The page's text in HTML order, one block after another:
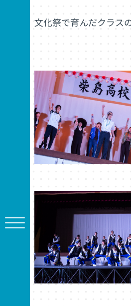
文化祭で育んだクラス